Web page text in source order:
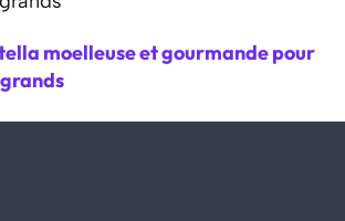
moelleuse et gourmande pour